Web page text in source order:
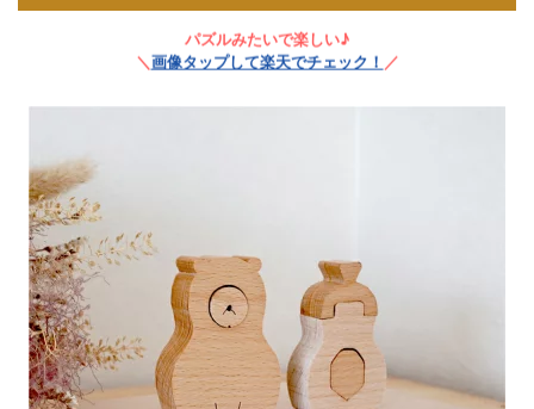
パズルみたいで楽しい♪
＼画像タップして楽天でチェック！／